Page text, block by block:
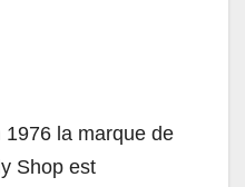
la marque de
Shop est